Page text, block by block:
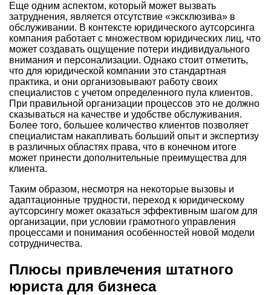
Еще одним аспектом, который может вызвать
затруднения, является отсутствие «эксклюзива» в
обслуживании. В контексте юридического аутсорсинга
компания работает с множеством юридических лиц, что
может создавать ощущение потери индивидуального
внимания и персонализации. Однако стоит отметить,
что для юридической компании это стандартная
практика, и они организовывают работу своих
специалистов с учетом определенного пула клиентов.
При правильной организации процессов это не должно
сказываться на качестве и удобстве обслуживания.
Более того, большее количество клиентов позволяет
специалистам накапливать больший опыт и экспертизу
в различных областях права, что в конечном итоге
может принести дополнительные преимущества для
клиента.
Таким образом, несмотря на некоторые вызовы и
адаптационные трудности, переход к юридическому
аутсорсингу может оказаться эффективным шагом для
организации, при условии грамотного управления
процессами и понимания особенностей новой модели
сотрудничества.
Плюсы привлечения штатного
юриста для бизнеса